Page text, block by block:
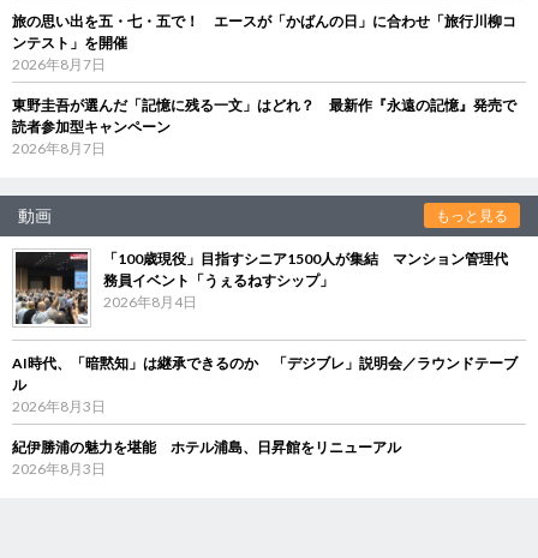
旅の思い出を五・七・五で！ エースが「かばんの日」に合わせ「旅行川柳コ
ンテスト」を開催
2026年8月7日
東野圭吾が選んだ「記憶に残る一文」はどれ？ 最新作『永遠の記憶』発売で
読者参加型キャンペーン
2026年8月7日
動画 もっと見る
「100歳現役」目指すシニア1500人が集結 マンション管理代
務員イベント「うぇるねすシップ」
2026年8月4日
AI時代、「暗黙知」は継承できるのか 「デジブレ」説明会／ラウンドテーブ
ル
2026年8月3日
紀伊勝浦の魅力を堪能 ホテル浦島、日昇館をリニューアル
2026年8月3日